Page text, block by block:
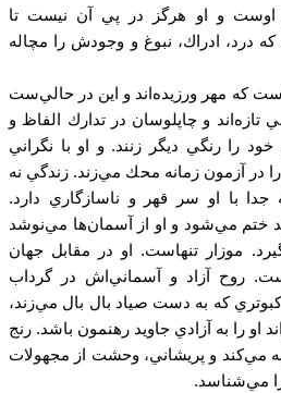
اوست و او هرگز در پي آن نيست تا
درد، ادراك، نبوغ و وجودش را مچاله
كه مهر ورزيده‌اند و اين در حالي‌ست
تازه‌اند و چاپلوسان در تدارك الفاظ و
خود را رنگي ديگر زنند. و او با نگراني
آزمون زمانه محك مي‌زند. زندگي نه
جدا با او سر قهر و ناسازگاري دارد.
ختم مي‌شود و او از آسمان‌ها مي‌نوشد
موزار تنهاست. او در مقابل جهان
روح آزاد و آسماني‌اش در گرداب
كه به دست صياد بال بال مي‌زند،
او را به آزادي جاويد رهنمون باشد. رنج
مي‌كند و پريشاني، وحشت از مجهولات
را مي‌شناسد.